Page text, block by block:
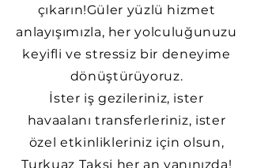
çıkarın!Güler yüzlü hizmet
anlayışımızla, her yolculuğunuzu
keyifli ve stressiz bir deneyime
dönüştürüyoruz.
İster iş gezileriniz, ister
havaalanı transferleriniz, ister
özel etkinlikleriniz için olsun,
Turkuaz Taksi her an yanınızda!